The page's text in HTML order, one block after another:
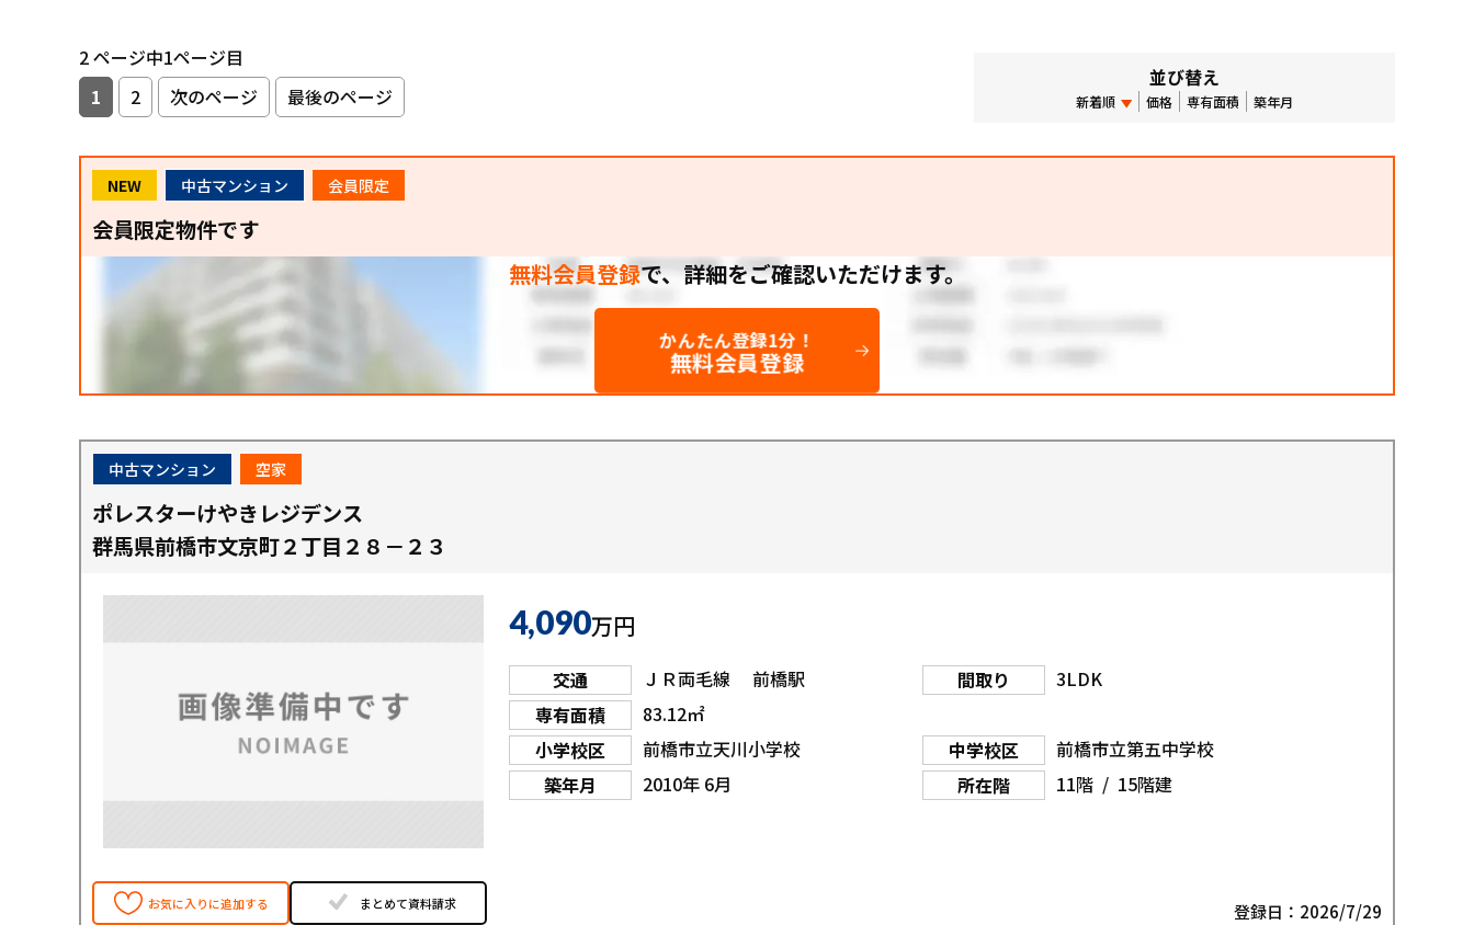
2 ページ中1ページ目
1
2 次のページ 最後のページ
並び替え
新着順 価格 専有面積 築年月
NEW 中古マンション 会員限定
会員限定物件です
無料会員登録で、詳細をご確認いただけます。
かんたん登録1分！
無料会員登録
中古マンション 空家
ポレスターけやきレジデンス
群馬県前橋市文京町２丁目２８－２３
4,090万円
交通 ＪＲ両毛線 前橋駅 間取り
3LDK
専有面積
83.12㎡
小学校区
前橋市立天川小学校 中学校区
前橋市立第五中学校
築年月
2010年 6月 所在階 11階 / 15階建
お気に入りに追加する まとめて資料請求 登録日：2026/7/29